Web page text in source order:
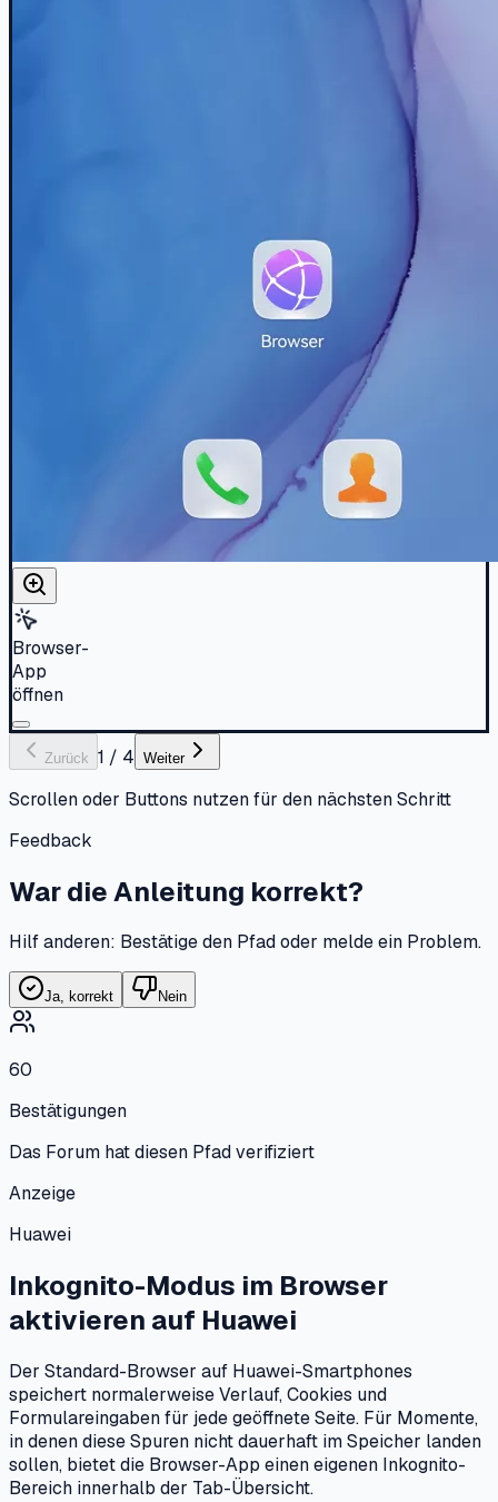
Browser-
App
öffnen
Zurück 1 / 4 Weiter
Scrollen oder Buttons nutzen für den nächsten Schritt
Feedback
War die Anleitung korrekt?
Hilf anderen: Bestätige den Pfad oder melde ein Problem.
Ja, korrekt Nein
60
Bestätigungen
Das Forum hat diesen Pfad verifiziert
Anzeige
Huawei
Inkognito-Modus im Browser
aktivieren auf Huawei
Der Standard-Browser auf Huawei-Smartphones
speichert normalerweise Verlauf, Cookies und
Formulareingaben für jede geöffnete Seite. Für Momente,
in denen diese Spuren nicht dauerhaft im Speicher landen
sollen, bietet die Browser-App einen eigenen Inkognito-
Bereich innerhalb der Tab-Übersicht.